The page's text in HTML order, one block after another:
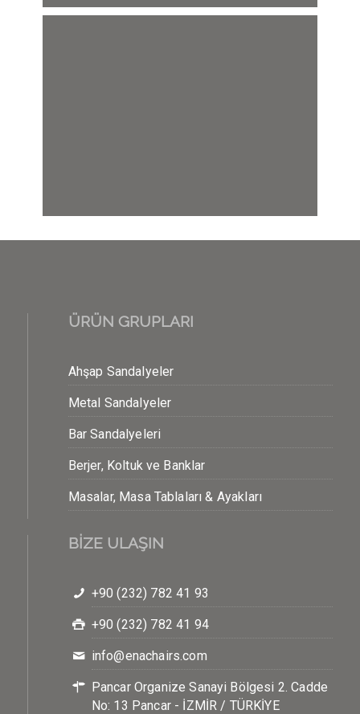
ÜRÜN GRUPLARI
Ahşap Sandalyeler
Metal Sandalyeler
Bar Sandalyeleri
Berjer, Koltuk ve Banklar
Masalar, Masa Tablaları & Ayakları
BİZE ULAŞIN
+90 (232) 782 41 93
+90 (232) 782 41 94
info@enachairs.com
Pancar Organize Sanayi Bölgesi 2. Cadde
No: 13 Pancar - İZMİR / TÜRKİYE